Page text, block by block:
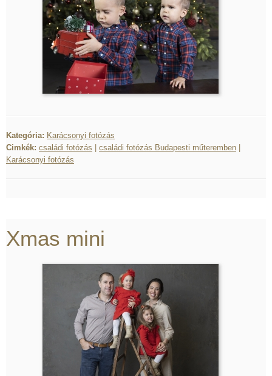
Kategória: Karácsonyi fotózás
Cimkék: családi fotózás családi fotózás Budapesti műteremben
Karácsonyi fotózás
Xmas mini